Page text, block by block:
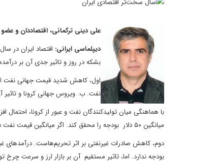
علی دینی ترکمانی، اقتصاددان و
دیپلماسی ایرانی:
بشکه در روز و تاثیر جدی آن بر
اول، کاهش شدید قیمت جهانی نفت
نفت. ب. ویروس جهانی کرونا و
با هماهنگی میان تولیدکنندگان نفت و عبور از کرونا،
میانگین ۵۰ دلار بودجه را محقق کند. اگر میانگین قیمت نفت در حد ۴۰ دلار باشد، میزان درآمد نفتی محاسبه شده در بودجه، ۲۰ درصد کم‌تر می‌شود.
دوم، کاهش صادرات غیرنفتی بر اثر تحریم‌هاست. درآمدهای